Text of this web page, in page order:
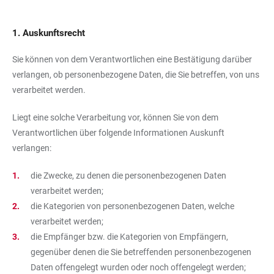
1. Auskunftsrecht
Sie können von dem Verantwortlichen eine Bestätigung darüber
verlangen, ob personenbezogene Daten, die Sie betreffen, von uns
verarbeitet werden.
Liegt eine solche Verarbeitung vor, können Sie von dem
Verantwortlichen über folgende Informationen Auskunft
verlangen:
die Zwecke, zu denen die personenbezogenen Daten
verarbeitet werden;
die Kategorien von personenbezogenen Daten, welche
verarbeitet werden;
die Empfänger bzw. die Kategorien von Empfängern,
gegenüber denen die Sie betreffenden personenbezogenen
Daten offengelegt wurden oder noch offengelegt werden;